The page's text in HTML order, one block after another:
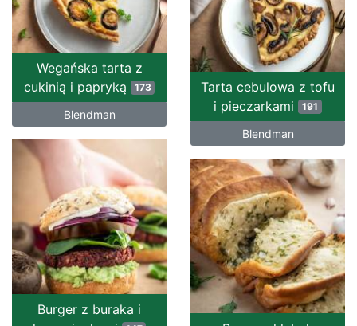
Wegańska tarta z
cukinią i papryką
173
Blendman
Tarta cebulowa z tofu
i pieczarkami 191
Blendman
Burger z buraka i